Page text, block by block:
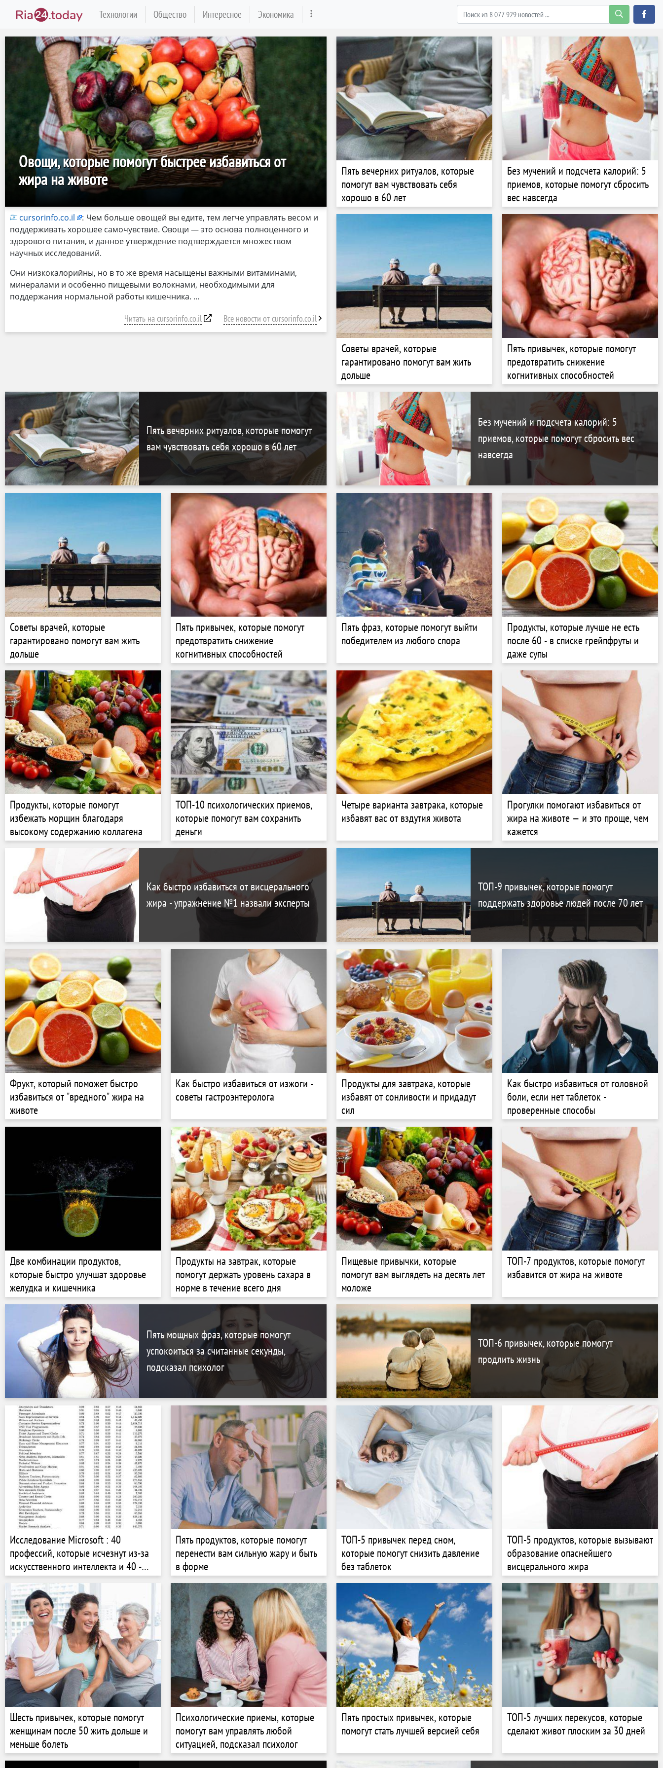
Технологии Общество Интересное Экономика
Овощи, которые помогут быстрее избавиться от
жира на животе
cursorinfo.co.il : Чем больше овощей вы едите, тем легче управлять весом и
поддерживать хорошее самочувствие. Овощи — это основа полноценного и
здорового питания, и данное утверждение подтверждается множеством
научных исследований.
Они низкокалорийны, но в то же время насыщены важными витаминами,
минералами и особенно пищевыми волокнами, необходимыми для
поддержания нормальной работы кишечника.
Читать на cursorinfo.co.il Все новости от cursorinfo.co.il
Пять вечерних ритуалов, которые
помогут вам чувствовать себя
хорошо в 60 лет
Без мучений и подсчета калорий: 5
приемов, которые помогут сбросить
вес навсегда
Советы врачей, которые
гарантировано помогут вам жить
дольше
Пять привычек, которые помогут
предотвратить снижение
когнитивных способностей
Пять вечерних ритуалов, которые помогут
вам чувствовать себя хорошо в 60 лет
Без мучений и подсчета калорий: 5
приемов, которые помогут сбросить вес
навсегда
Советы врачей, которые
гарантировано помогут вам жить
дольше
Пять привычек, которые помогут
предотвратить снижение
когнитивных способностей
Пять фраз, которые помогут выйти
победителем из любого спора
Продукты, которые лучше не есть
после 60 - в списке грейпфруты и
даже супы
Продукты, которые помогут
избежать морщин благодаря
высокому содержанию коллагена
ТОП-10 психологических приемов,
которые помогут вам сохранить
деньги
Четыре варианта завтрака, которые
избавят вас от вздутия живота
Прогулки помогают избавиться от
жира на животе — и это проще, чем
кажется
Как быстро избавиться от висцерального
жира - упражнение №1 назвали эксперты
ТОП-9 привычек, которые помогут
поддержать здоровье людей после 70 лет
Фрукт, который поможет быстро
избавиться от "вредного" жира на
животе
Как быстро избавиться от изжоги -
советы гастроэнтеролога
Продукты для завтрака, которые
избавят от сонливости и придадут
сил
Как быстро избавиться от головной
боли, если нет таблеток -
проверенные способы
Две комбинации продуктов,
которые быстро улучшат здоровье
желудка и кишечника
Продукты на завтрак, которые
помогут держать уровень сахара в
норме в течение всего дня
Пищевые привычки, которые
помогут вам выглядеть на десять лет
моложе
ТОП-7 продуктов, которые помогут
избавится от жира на животе
Пять мощных фраз, которые помогут
успокоиться за считанные секунды,
подсказал психолог
ТОП-6 привычек, которые помогут
продлить жизнь
Исследование Microsoft : 40
профессий, которые исчезнут из-за
искусственного интеллекта и 40 -
которые точно в безопасности
Пять продуктов, которые помогут
перенести вам сильную жару и быть
в форме
ТОП-5 привычек перед сном,
которые помогут снизить давление
без таблеток
ТОП-5 продуктов, которые вызывают
образование опаснейшего
висцерального жира
Шесть привычек, которые помогут
женщинам после 50 жить дольше и
меньше болеть
Психологические приемы, которые
помогут вам управлять любой
ситуацией, подсказал психолог
Пять простых привычек, которые
помогут стать лучшей версией себя
ТОП-5 лучших перекусов, которые
сделают живот плоским за 30 дней